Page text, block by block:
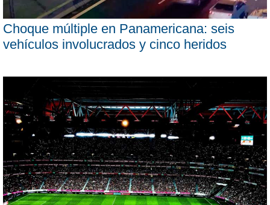
Choque múltiple en Panamericana: seis
vehículos involucrados y cinco heridos